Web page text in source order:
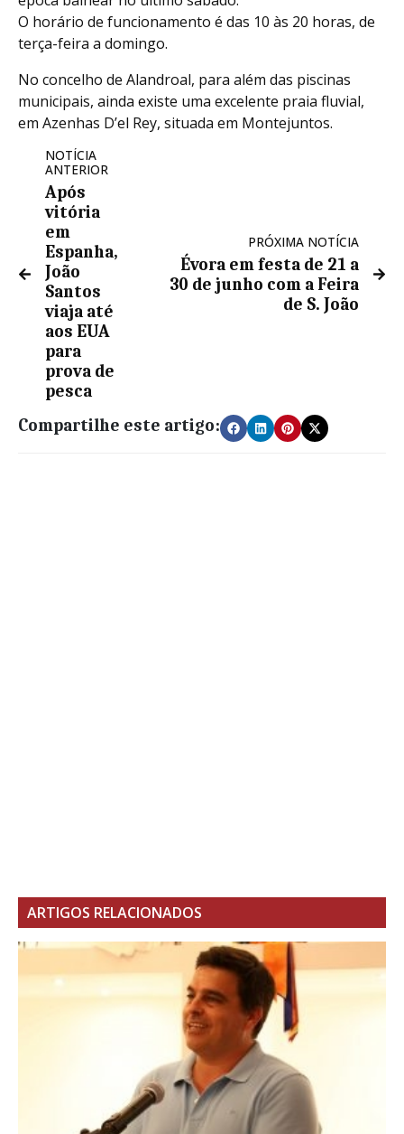
O horário de funcionamento é das 10 às 20 horas, de
terça-feira a domingo.
No concelho de Alandroal, para além das piscinas
municipais, ainda existe uma excelente praia fluvial,
em Azenhas D’el Rey, situada em Montejuntos.
NOTÍCIA
ANTERIOR
Após
vitória
em
Espanha,
João
Santos
viaja até
aos EUA
para
prova de
pesca
PRÓXIMA NOTÍCIA
Évora em festa de 21 a
30 de junho com a Feira
de S. João
Compartilhe este artigo:
ARTIGOS RELACIONADOS